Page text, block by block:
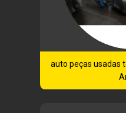
auto peças usadas